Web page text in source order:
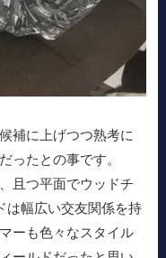
補に上げつつ熟考に
ったとの事です。
且つ平面でウッドチ
は幅広い交友関係を持
ーも色々なスタイル